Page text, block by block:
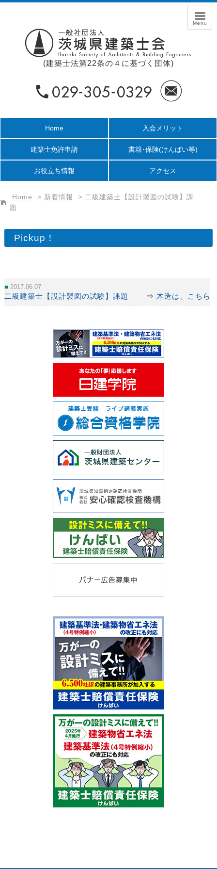
(建築士法第22条の４に基づく団体)
Home 入会メリット
建築士免許申請 書籍･保険(けんばい等)
お役立ち情報 アクセス
Home > 新着情報 > 二級建築士【設計製図の試験】課
題
Pickup！
2017.06.07
二級建築士【設計製図の試験】課題 ⇒ 木造は、こちら